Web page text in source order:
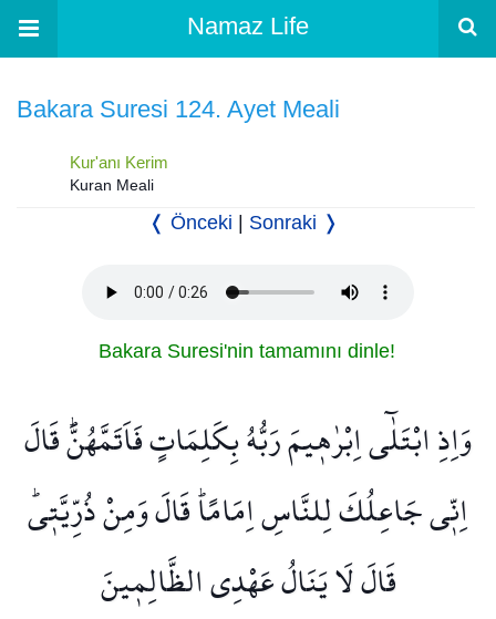
Namaz Life
Bakara Suresi 124. Ayet Meali
Kur'anı Kerim
Kuran Meali
❬ Önceki Sonraki ❭
Bakara Suresi'nin tamamını dinle!
وَاِذِ ابْتَلٰٓى اِبْرٰه۪يمَ رَبُّهُ بِكَلِمَاتٍ فَاَتَمَّهُنَّۜ قَالَ
اِنّ۪ي جَاعِلُكَ لِلنَّاسِ اِمَامًاۜ قَالَ وَمِنْ ذُرِّيَّت۪يۜ
قَالَ لَا يَنَالُ عَهْدِي الظَّالِم۪ينَ